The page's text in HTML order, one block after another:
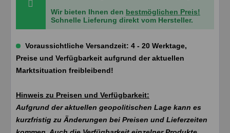
Wir bieten Ihnen den bestmöglichen Preis!
Schnelle Lieferung direkt vom Hersteller.
Voraussichtliche Versandzeit: 4 - 20 Werktage,
Preise und Verfügbarkeit aufgrund der aktuellen
Marktsituation freibleibend!
Hinweis zu Preisen und Verfügbarkeit:
Aufgrund der aktuellen geopolitischen Lage kann es
kurzfristig zu Änderungen bei Preisen und Lieferzeiten